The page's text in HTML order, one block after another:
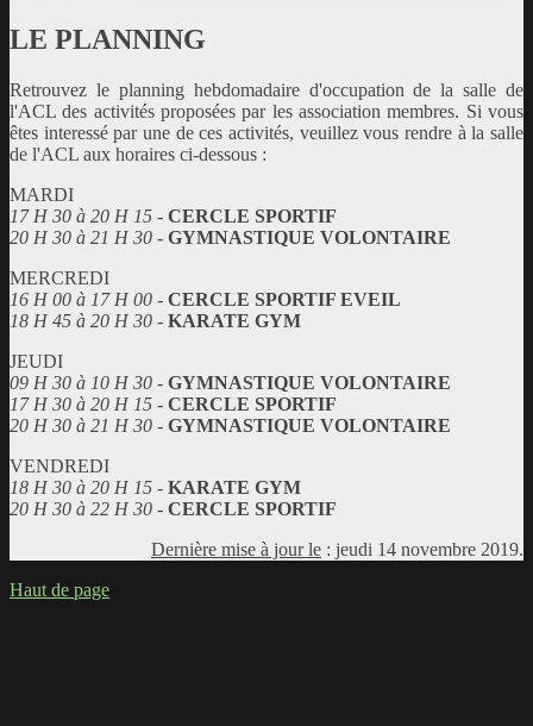
LE PLANNING
Retrouvez le planning hebdomadaire d'occupation de la salle de
l'ACL des activités proposées par les association membres. Si vous
êtes interessé par une de ces activités, veuillez vous rendre à la salle
de l'ACL aux horaires ci-dessous :
MARDI
17 H 30 à 20 H 15 - CERCLE SPORTIF
20 H 30 à 21 H 30 - GYMNASTIQUE VOLONTAIRE
MERCREDI
16 H 00 à 17 H 00 - CERCLE SPORTIF EVEIL
18 H 45 à 20 H 30 - KARATE GYM
JEUDI
09 H 30 à 10 H 30 - GYMNASTIQUE VOLONTAIRE
17 H 30 à 20 H 15 - CERCLE SPORTIF
20 H 30 à 21 H 30 - GYMNASTIQUE VOLONTAIRE
VENDREDI
18 H 30 à 20 H 15 - KARATE GYM
20 H 30 à 22 H 30 - CERCLE SPORTIF
Dernière mise à jour le : jeudi 14 novembre 2019.
Haut de page